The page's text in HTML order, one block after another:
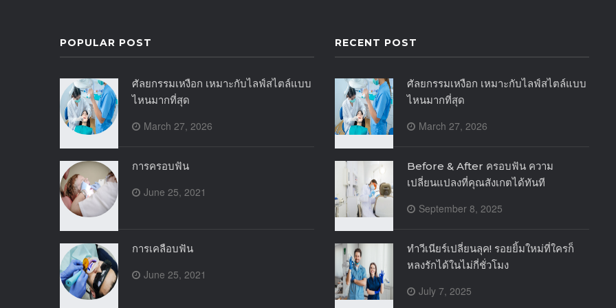
POPULAR POST
ศัลยกรรมเหงือก เหมาะกับไลฟ์สไตล์แบบ
ไหนมากที่สุด
March 27, 2026
การครอบฟัน
June 25, 2021
การเคลือบฟัน
June 25, 2021
RECENT POST
ศัลยกรรมเหงือก เหมาะกับไลฟ์สไตล์แบบ
ไหนมากที่สุด
March 27, 2026
Before & After ครอบฟัน ความ
เปลี่ยนแปลงที่คุณสังเกตได้ทันที
September 8, 2025
ทำวีเนียร์เปลี่ยนลุค! รอยยิ้มใหม่ที่ใครก็
หลงรักได้ในไม่กี่ชั่วโมง
July 7, 2025